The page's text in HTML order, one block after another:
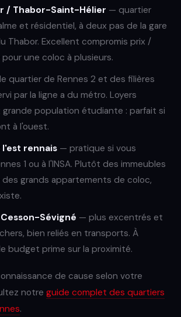
/ Thabor-Saint-Hélier — quartier
et résidentiel, à deux pas de la gare
Thabor. Excellent compromis prix /
une coloc à plusieurs.
quartier de Rennes 2 et des filières
par la ligne a du métro. Loyers
population étudiante : parfait si
à l'ouest.
rennais — pratique si vous
1 ou à l'INSA. Plutôt des immeubles
grands appartements de coloc,
Sévigné — plus excentrés et
bien reliés en transports. À
budget prime sur la proximité.
de cause selon votre
notre guide complet des quartiers
.